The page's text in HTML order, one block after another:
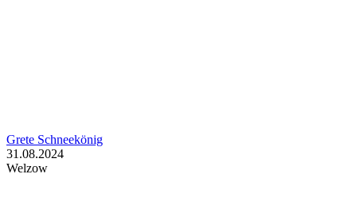
Grete Schneekönig
31.08.2024
Welzow